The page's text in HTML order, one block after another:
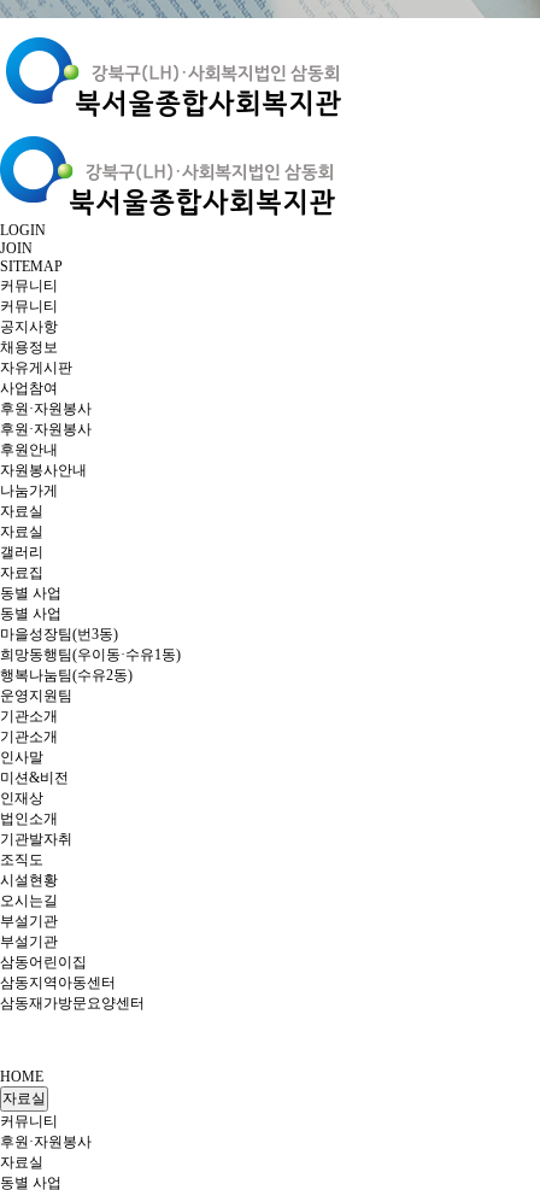
LOGIN
JOIN
SITEMAP
커뮤니티
커뮤니티
공지사항
채용정보
자유게시판
사업참여
후원·자원봉사
후원·자원봉사
후원안내
자원봉사안내
나눔가게
자료실
자료실
갤러리
자료집
동별 사업
동별 사업
마을성장팀(번3동)
희망동행팀(우이동·수유1동)
행복나눔팀(수유2동)
운영지원팀
기관소개
기관소개
인사말
미션&비전
인재상
법인소개
기관발자취
조직도
시설현황
오시는길
부설기관
부설기관
삼동어린이집
삼동지역아동센터
삼동재가방문요양센터
HOME
자료실
커뮤니티
후원·자원봉사
자료실
동별 사업